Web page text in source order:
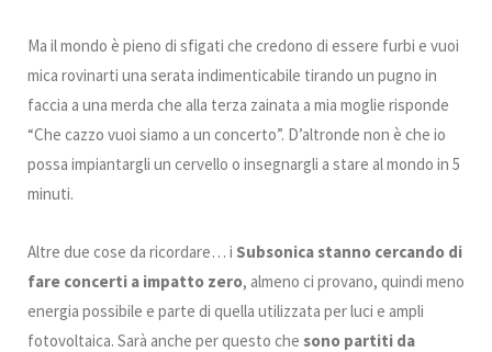
Ma il mondo è pieno di sfigati che credono di essere furbi e vuoi
mica rovinarti una serata indimenticabile tirando un pugno in
faccia a una merda che alla terza zainata a mia moglie risponde
“Che cazzo vuoi siamo a un concerto”. D’altronde non è che io
possa impiantargli un cervello o insegnargli a stare al mondo in 5
minuti.
Altre due cose da ricordare… i Subsonica stanno cercando di
fare concerti a impatto zero, almeno ci provano, quindi meno
energia possibile e parte di quella utilizzata per luci e ampli
fotovoltaica. Sarà anche per questo che sono partiti da